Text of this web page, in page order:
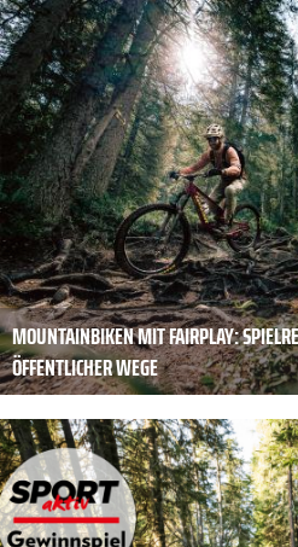
MOUNTAINBIKEN MIT FAIRPLAY:
ÖFFENTLICHER WEGE